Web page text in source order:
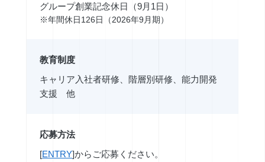
グループ創業記念休日（9月1日）
※年間休日126日（2026年9月期）
教育制度
キャリア入社者研修、階層別研修、能力開発
支援 他
応募方法
[ENTRY]からご応募ください。